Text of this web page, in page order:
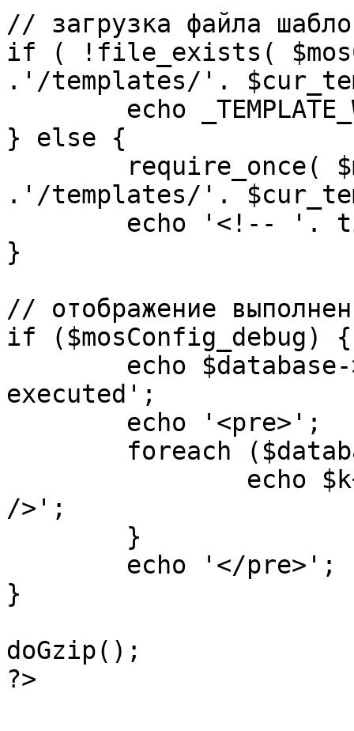
// загрузка файла
if ( !file_exists(
.'/templates/'.
} else {
.'/templates/'.
}
// отображение
if ($mosConfig_debug) {
executed';
/>';
}
doGzip();
?>